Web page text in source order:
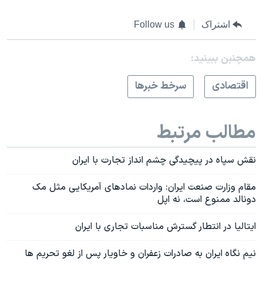
اشتراک Follow us
همچنبن ببینید:
اقتصادی
سرخط خبرها
مطالب مرتبط
نقش سپاه در پیچیدگی چشم انداز تجارت با ایران
مقام وزارت صنعت ایران: واردات نمادهای آمریکایی مثل مک
دونالد ممنوع است، نه اپل
ایتالیا در انتطار گسترش مناسبات تجاری با ایران
نیم نگاه ایران به صادرات زعفران و خاویار پس از لغو تحریم ها